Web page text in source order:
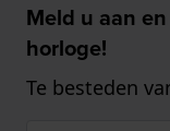
Meld u aan
horloge!
Te besteden